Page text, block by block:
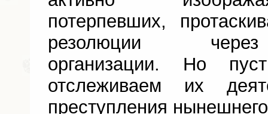
потерпевших,
резолюции
организации. Но
отслеживаем их
преступления